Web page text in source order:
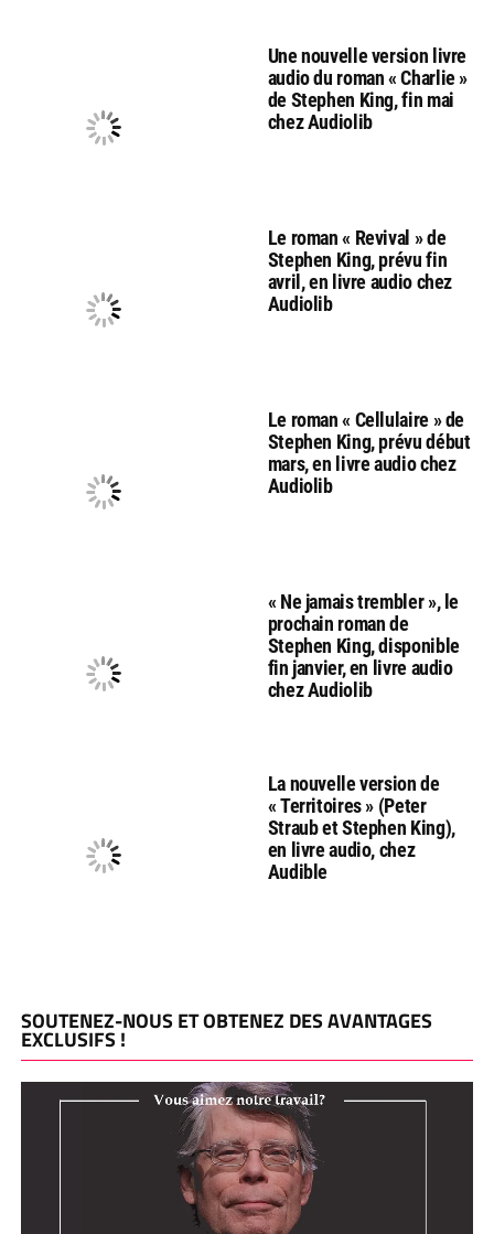
Une nouvelle version livre
audio du roman « Charlie »
de Stephen King, fin mai
chez Audiolib
Le roman « Revival » de
Stephen King, prévu fin
avril, en livre audio chez
Audiolib
Le roman « Cellulaire » de
Stephen King, prévu début
mars, en livre audio chez
Audiolib
« Ne jamais trembler », le
prochain roman de
Stephen King, disponible
fin janvier, en livre audio
chez Audiolib
La nouvelle version de
« Territoires » (Peter
Straub et Stephen King),
en livre audio, chez
Audible
SOUTENEZ-NOUS ET OBTENEZ DES AVANTAGES
EXCLUSIFS !